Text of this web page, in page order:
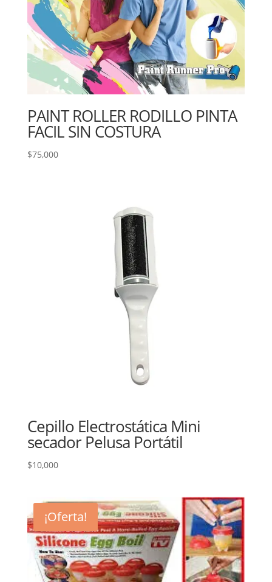
PAINT ROLLER RODILLO PINTA
FACIL SIN COSTURA
$75,000
Cepillo Electrostática Mini
secador Pelusa Portátil
$10,000
¡Oferta!